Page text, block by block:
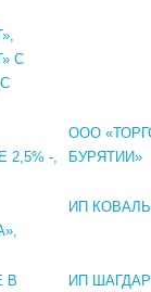
С
2,5% -,
ООО
БУРЯТИИ»
ИП
В ИП